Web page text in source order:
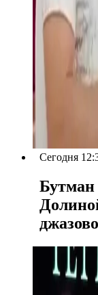
Сегодня
Бутман